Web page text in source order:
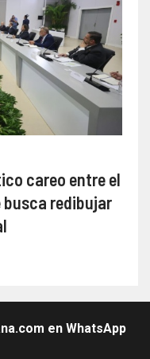
careo entre el
busca redibujar
en WhatsApp